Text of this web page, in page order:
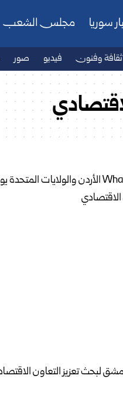
سوريا مجلس الشعب
ثقافة وفنون فيديو صور